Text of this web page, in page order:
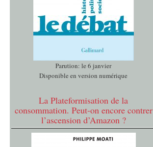
Parution: le 6 janvier
Disponible en version numérique
La Plateformisation de la
consommation. Peut-on encore contrer
l’ascension d’Amazon ?